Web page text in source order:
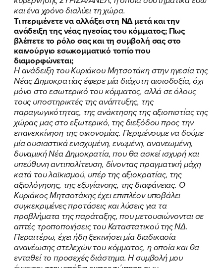
και ένα χρόνο διαλύει τη χώρα.
Τι περιμένετε να αλλάξει στη ΝΔ μετά και την
ανάδειξη της νέας ηγεσίας του κόμματος; Πως
βλέπετε το ρόλο σας και τη συμβολή σας στο
καινούργιο εσωκομματικό τοπίο που
διαμορφώνεται;
Η ανάδειξη του Κυριάκου Μητσοτάκη στην ηγεσία της
Νέας Δημοκρατίας έφερε μία διάχυτη αισιοδοξία, όχι
μόνο στο εσωτερικό του κόμματος, αλλά σε όλους
τους υποστηρικτές της ανάπτυξης, της
παραγωγικότητας, της ανάκτησης της αξιοπιστίας της
χώρας μας στο εξωτερικό, της διεξόδου προς την
επανεκκίνηση της οικονομίας. Περιμένουμε να δούμε
μία ουσιαστικά ενισχυμένη, ενωμένη, ανανεωμένη,
δυναμική Νέα Δημοκρατία, που θα ασκεί ισχυρή και
υπεύθυνη αντιπολίτευση, δίνοντας πραγματική μάχη
κατά του λαϊκισμού, υπέρ της αξιοκρατίας, της
αξιολόγησης, της εξυγίανσης, της διαφάνειας. Ο
Κυριάκος Μητσοτάκης έχει επιπλέον υποβάλει
συγκεκριμένες προτάσεις και λύσεις για τα
προβλήματα της παράταξης, που μετουσιώνονται σε
απτές τροποποιήσεις του Καταστατικού της ΝΔ.
Περαιτέρω, έχει ήδη ξεκινήσει μία διαδικασία
ανανέωσης στελεχών του κόμματος, η οποία και θα
ενταθεί το προσεχές διάστημα. Η συμβολή μου